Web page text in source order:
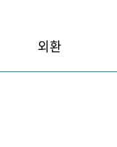
외환